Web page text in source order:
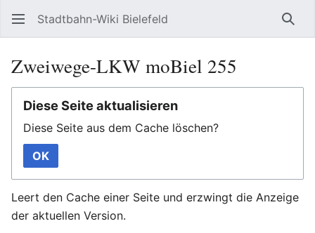
Stadtbahn-Wiki Bielefeld
Zweiwege-LKW moBiel 255
Diese Seite aktualisieren
Diese Seite aus dem Cache löschen?
OK
Leert den Cache einer Seite und erzwingt die Anzeige
der aktuellen Version.